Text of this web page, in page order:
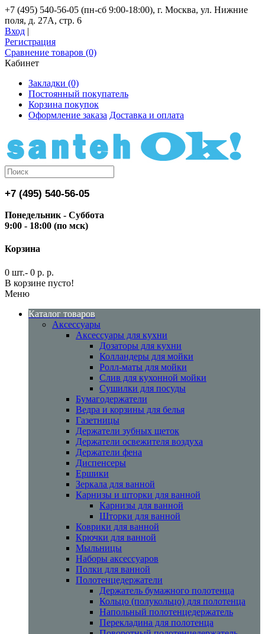
+7 (495) 540-56-05 (пн-сб 9:00-18:00), г. Москва, ул. Нижние
поля, д. 27А, стр. 6
Вход |
Регистрация
Сравнение товаров (0)
Кабинет
Закладки (0)
Постоянный покупатель
Корзина покупок
Оформление заказа Доставка и оплата
+7 (495) 540-56-05
Понедельник - Суббота
9:00 - 18:00 (по мск)
Корзина
0 шт.- 0 р. р.
В корзине пусто!
Меню
Каталог товаров
Аксессуары
Аксессуары для кухни
Дозаторы для кухни
Колландеры для мойки
Ролл-маты для мойки
Слив для кухонной мойки
Сушилки для посуды
Бумагодержатели
Ведра и корзины для белья
Газетницы
Держатели зубных щеток
Держатели освежителя воздуха
Держатели фена
Диспенсеры
Ершики
Зеркала для ванной
Карнизы и шторки для ванной
Карнизы для ванной
Шторки для ванной
Коврики для ванной
Крючки для ванной
Мыльницы
Наборы аксессуаров
Полки для ванной
Полотенцедержатели
Держатель бумажного полотенца
Кольцо (полукольцо) для полотенца
Напольный полотенцедержатель
Перекладина для полотенца